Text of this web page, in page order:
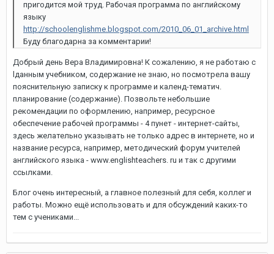
пригодится мой труд. Рабочая программа по английскому
языку
http://schoolenglishme.blogspot.com/2010_06_01_archive.html
Буду благодарна за комментарии!
Добрый день Вера Владимировна! К сожалению, я не работаю с
lданным учебником, содержание не знаю, но посмотрела вашу
пояснительную записку к программе и календ-тематич.
планирование (содержание). Позвольте небольшие
рекомендации по оформлению, например, ресурсное
обеспечение рабочей программы - 4 пунет - интернет-сайты,
здесь желательно указывать не только адрес в интернете, но и
название ресурса, например, методический форум учителей
английского языка - www.englishteachers. ru и так с другими
ссылками.
Блог очень интересный, а главное полезный для себя, коллег и
работы. Можно ещё использовать и для обсуждений каких-то
тем с учениками...